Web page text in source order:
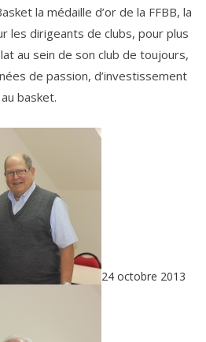
la médaille d’or de la FFBB, la
les dirigeants de clubs, pour plus
au sein de son club de toujours,
de passion, d’investissement
basket.
24 octobre 2013